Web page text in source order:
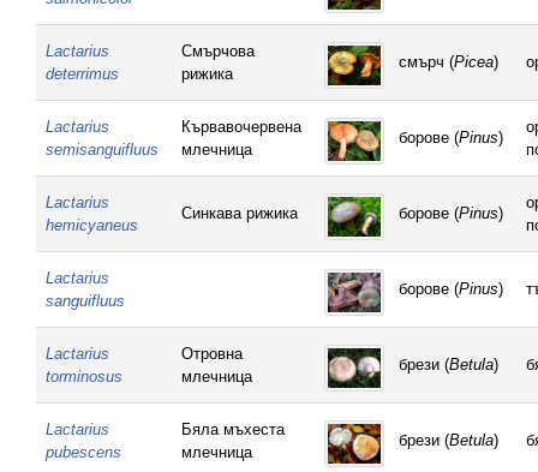
Lactarius
deterrimus
Смърчова
рижика
смърч (Picea)
Lactarius
semisanguifluus
Кървавочервена
млечница
борове (Pinus)
Lactarius
hemicyaneus
Синкава рижика борове (Pinus)
Lactarius
sanguifluus
борове (Pinus)
Lactarius
torminosus
Отровна
млечница
брези (Betula)
Lactarius
pubescens
Бяла мъхеста
млечница
брези (Betula)